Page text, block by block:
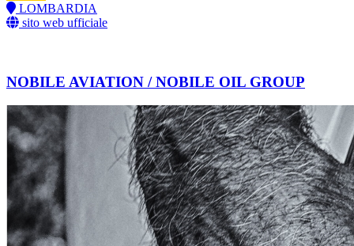
LOMBARDIA
sito web ufficiale
NOBILE AVIATION / NOBILE OIL GROUP